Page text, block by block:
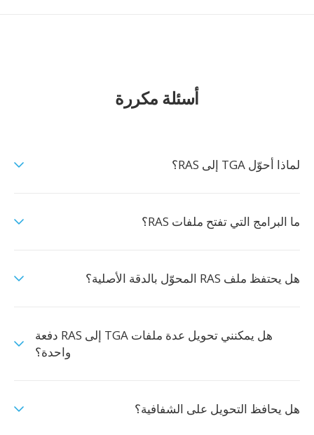
أسئلة مكررة
لماذا أحوّل TGA إلى RAS؟
ما البرامج التي تفتح ملفات RAS؟
هل يحتفظ ملف RAS المحوّل بالدقة الأصلية؟
هل يمكنني تحويل عدة ملفات TGA إلى RAS دفعة
واحدة؟
هل يحافظ التحويل على الشفافية؟